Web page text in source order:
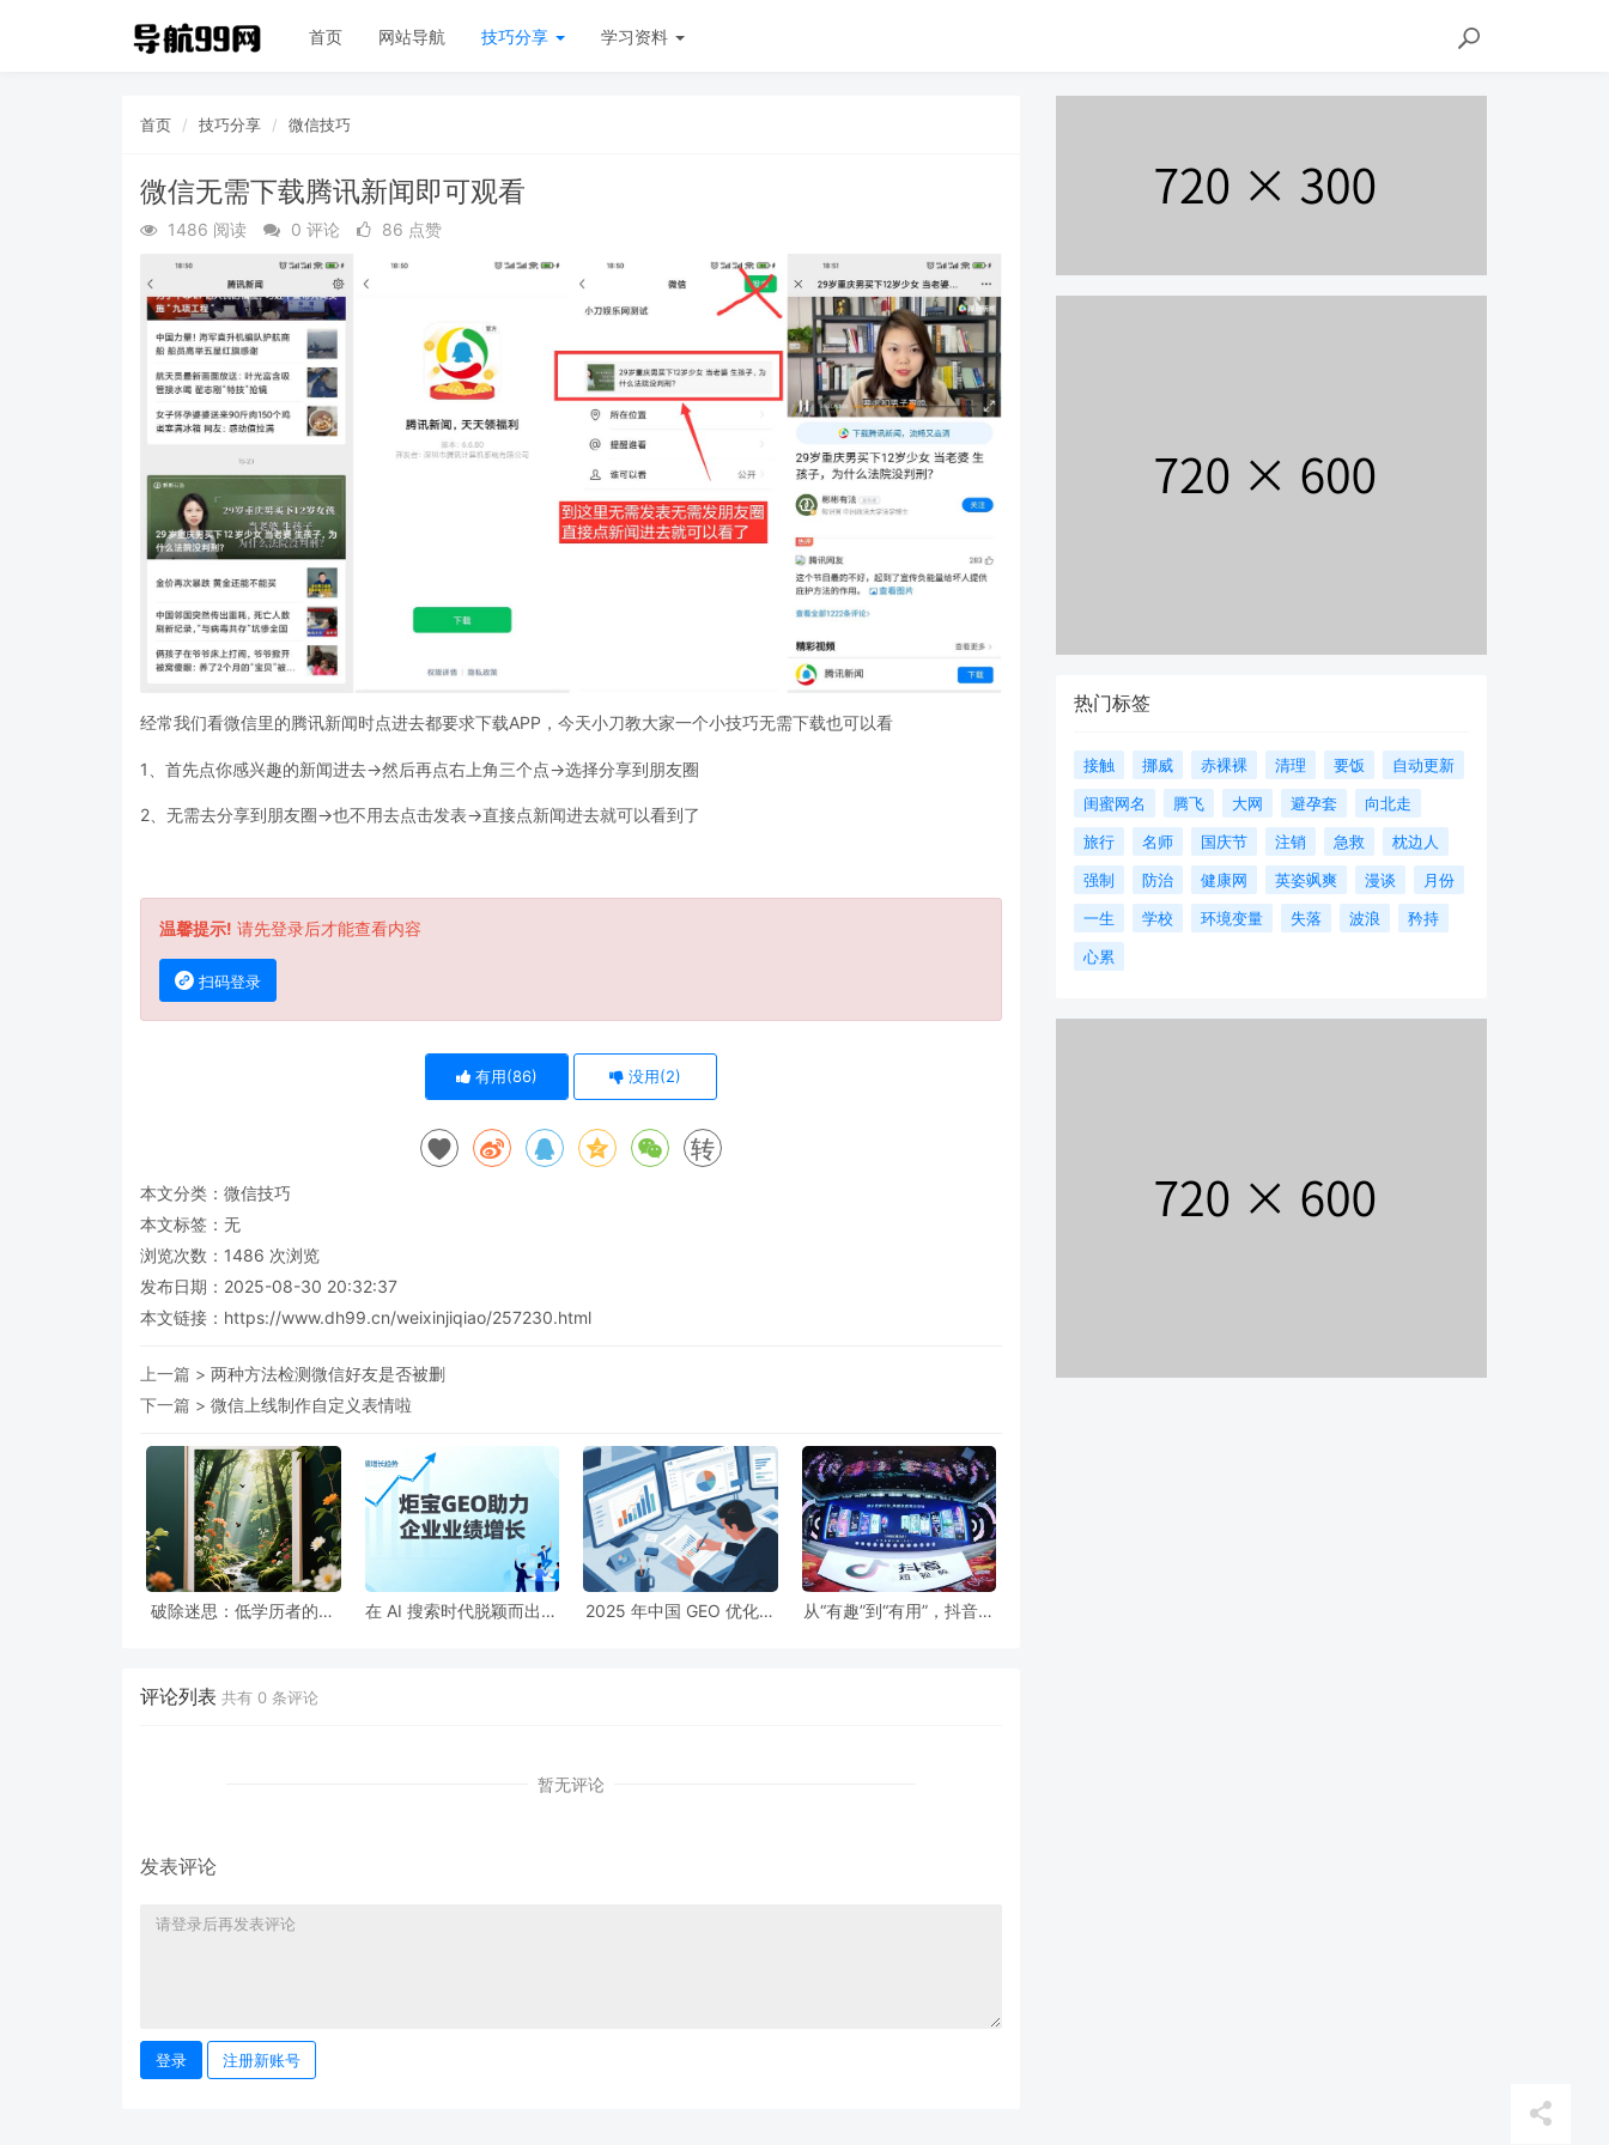
首页 网站导航 技巧分享 学习资料
首页 技巧分享 微信技巧
微信无需下载腾讯新闻即可观看
1486 阅读 0 评论 86 点赞
经常我们看微信里的腾讯新闻时点进去都要求下载APP，今天小刀教大家一个小技巧无需下载也可以看
1、首先点你感兴趣的新闻进去->然后再点右上角三个点->选择分享到朋友圈
2、无需去分享到朋友圈->也不用去点击发表->直接点新闻进去就可以看到了
温馨提示! 请先登录后才能查看内容
扫码登录
有用(86) 没用(2)
转
本文分类： 微信技巧
本文标签：无
浏览次数： 1486 次浏览
发布日期：2025-08-30 20:32:37
本文链接： https://www.dh99.cn/weixinjiqiao/257230.html
上一篇 > 两种方法检测微信好友是否被删
下一篇 > 微信上线制作自定义表情啦
破除迷思：低学历者的职
在 AI 搜索时代脱颖而出：
2025 年中国 GEO 优化风
从“有趣”到“有用”，抖音营
评论列表 共有 0 条评论
暂无评论
发表评论
登录 注册新账号
热门标签
接触 挪威 赤裸裸 清理 要饭
自动更新
闺蜜网名
腾飞 大网 避孕套
向北走
旅行
名师 国庆节 注销 急救
枕边人
强制
防治 健康网 英姿飒爽 漫谈
月份
一生
学校 环境变量 失落 波浪
矜持
心累